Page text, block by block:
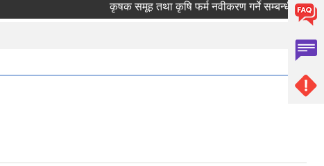
कृषक समूह तथा कृषि फर्म नवीकरण गर्ने सम्बन्धी सूचना !!!!